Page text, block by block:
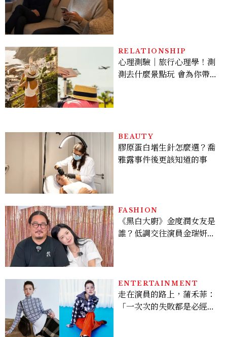
RELATIONSHIP
心理測驗｜旅行心理學！測
測去什麼景點玩 會為你帶來
BEAUTY
膠原蛋白增生針怎麼選？喬
雅露事件後更該知道的事
FASHION
《黑白大廚》金度潤女友是
誰？低調交往演員金瑞妍、
ENTERTAINMENT
走在演員的路上，蒲禾菲：
「一次次的失敗都是必經過